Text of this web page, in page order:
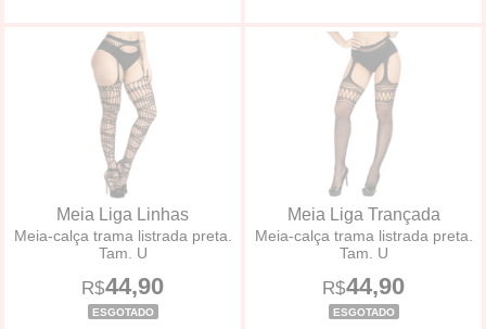
Meia Liga Linhas
Meia-calça trama listrada preta.
Tam. U
R$44,90
ESGOTADO
Meia Liga Trançada
Meia-calça trama listrada preta.
Tam. U
R$44,90
ESGOTADO